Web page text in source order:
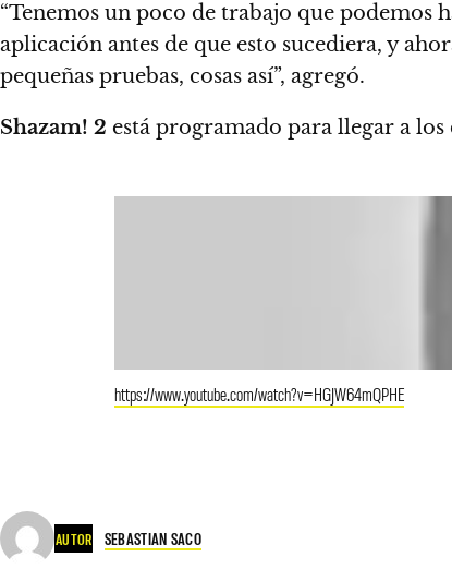
“Tenemos un poco de trabajo que podemos
aplicación antes de que esto sucediera, y
pequeñas pruebas, cosas así”, agregó.
Shazam! 2 está programado para llegar a los
https://www.youtube.com/watch?v=HGJW64mQPHE
AUTOR SEBASTIAN SACO